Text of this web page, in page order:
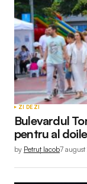
ZI DE ZI
Bulevardul
pentru al
by Petruț Iacob7